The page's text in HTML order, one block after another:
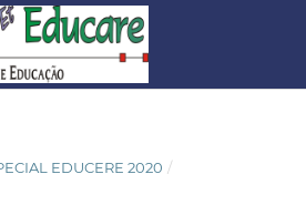
EDUCERE 2020 /